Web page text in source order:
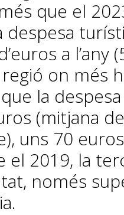
que el
despesa
a
on més
la
(mitjana
uns 70
el 2019, la
només